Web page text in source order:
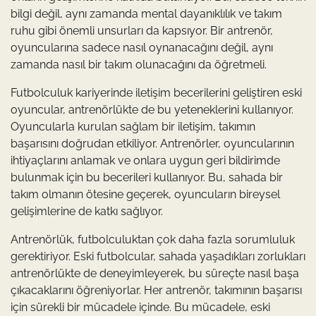
bilgi değil, aynı zamanda mental dayanıklılık ve takım
ruhu gibi önemli unsurları da kapsıyor. Bir antrenör,
oyuncularına sadece nasıl oynanacağını değil, aynı
zamanda nasıl bir takım olunacağını da öğretmeli.
Futbolculuk kariyerinde iletişim becerilerini geliştiren eski
oyuncular, antrenörlükte de bu yeteneklerini kullanıyor.
Oyuncularla kurulan sağlam bir iletişim, takımın
başarısını doğrudan etkiliyor. Antrenörler, oyuncularının
ihtiyaçlarını anlamak ve onlara uygun geri bildirimde
bulunmak için bu becerileri kullanıyor. Bu, sahada bir
takım olmanın ötesine geçerek, oyuncuların bireysel
gelişimlerine de katkı sağlıyor.
Antrenörlük, futbolculuktan çok daha fazla sorumluluk
gerektiriyor. Eski futbolcular, sahada yaşadıkları zorlukları
antrenörlükte de deneyimleyerek, bu süreçte nasıl başa
çıkacaklarını öğreniyorlar. Her antrenör, takımının başarısı
için sürekli bir mücadele içinde. Bu mücadele, eski